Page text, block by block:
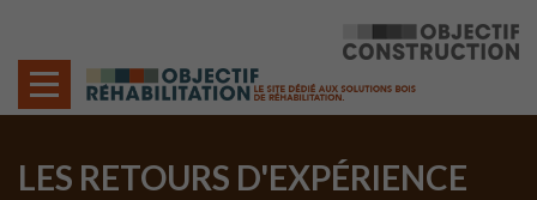
LES RETOURS D'EXPÉRIENCE